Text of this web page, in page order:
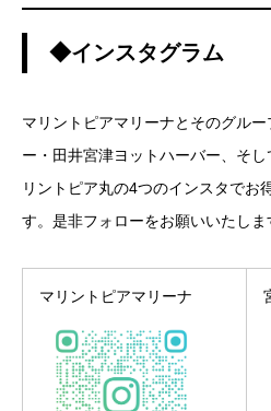
◆インスタグラム
マリントピアマリーナとそのグル
ー・田井宮津ヨットハーバー、そ
リントピア丸の4つのインスタでお
す。是非フォローをお願いいたしま
マリントピアマリーナ